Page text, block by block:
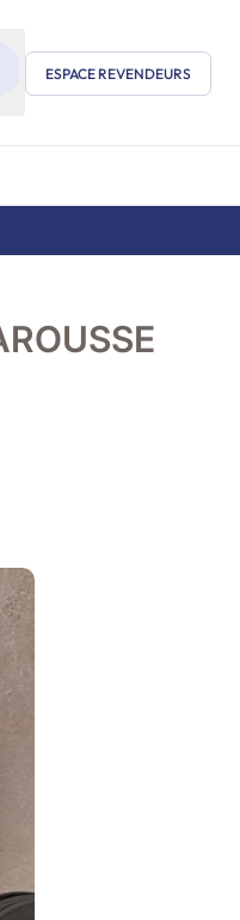
ESPACE REVENDEURS